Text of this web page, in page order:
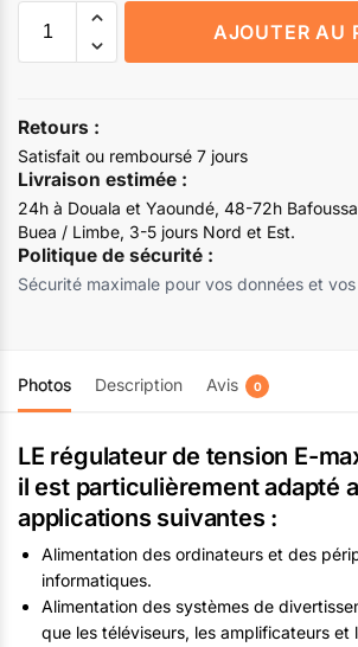
Fonction de retard sans délai :
Type de régulation :
Servomoteur
Affichage :Voltmètre numérique
AJOUTER AU
Retours :
Satisfait ou remboursé 7 jours
Livraison estimée :
24h à Douala et Yaoundé, 48-72h
Buea / Limbe, 3-5 jours Nord et Est.
Politique de sécurité :
Sécurité maximale pour vos données et
Photos Description Avis 0
LE régulateur de tension E-
il est particulièrement adapté
applications suivantes :
Alimentation des ordinateurs et des
informatiques.
Alimentation des systèmes de
que les téléviseurs, les amplificateurs et